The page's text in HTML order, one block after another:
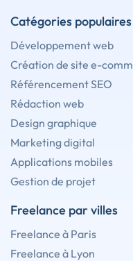
Catégories populaires
Développement web
Création de site e-
Référencement SEO
Rédaction web
Design graphique
Marketing digital
Applications mobiles
Gestion de projet
Freelance par villes
Freelance à Paris
Freelance à Lyon